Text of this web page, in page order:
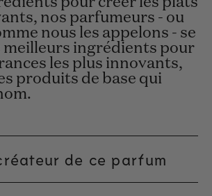
nos parfumeurs - ou
nous les appelons - se
meilleurs ingrédients pour
les plus innovants,
produits de base qui
de ce parfum